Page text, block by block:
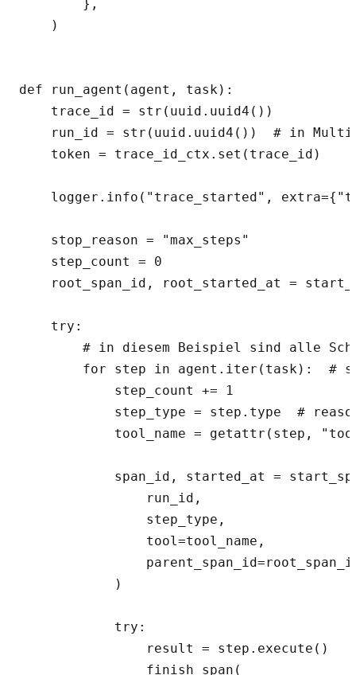
        },
    )
def run_agent(agent, task):
    trace_id = str(uuid.uuid4())
run_id = str(uuid.uuid4())  # in
    token = trace_id_ctx.set(trace_id)
logger.info("trace_started",
    stop_reason = "max_steps"
    step_count = 0
root_span_id, root_started_at =
    try:
# in diesem Beispiel sind alle
for step in agent.iter(task):  #
            step_count += 1
step_type = step.type  #
tool_name = getattr(step,
span_id, started_at =
                run_id,
                step_type,
                tool=tool_name,
            )
            try:
                result = step.execute()
                finish_span(